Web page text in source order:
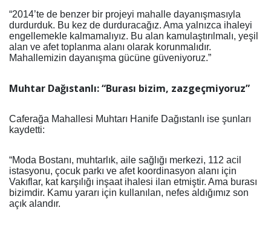
“2014’te de benzer bir projeyi mahalle dayanışmasıyla
durdurduk. Bu kez de durduracağız. Ama yalnızca ihaleyi
engellemekle kalmamalıyız. Bu alan kamulaştırılmalı, yeşil
alan ve afet toplanma alanı olarak korunmalıdır.
Mahallemizin dayanışma gücüne güveniyoruz.”
Muhtar Dağıstanlı: “Burası bizim, zazgeçmiyoruz”
Caferağa Mahallesi Muhtarı Hanife Dağıstanlı ise şunları
kaydetti:
“Moda Bostanı, muhtarlık, aile sağlığı merkezi, 112 acil
istasyonu, çocuk parkı ve afet koordinasyon alanı için
Vakıflar, kat karşılığı inşaat ihalesi ilan etmiştir. Ama burası
bizimdir. Kamu yararı için kullanılan, nefes aldığımız son
açık alandır.